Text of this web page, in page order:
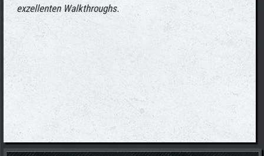
exzellenten Walkthroughs.